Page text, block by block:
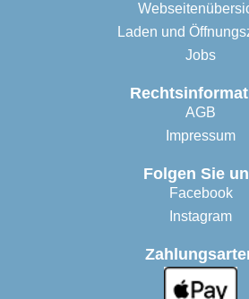
Laden und
Jobs
AGB
Impressum
Folgen Sie
Facebook
Instagram